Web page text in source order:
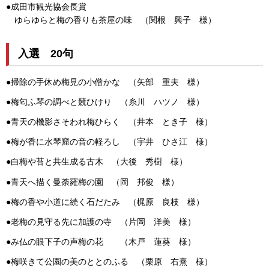
●成田市観光協会長賞
ゆらゆらと梅の香りも茶屋の味 （関根 興子 様）
入選 20句
●掃除の手休め梅見の小僧かな （矢部 重夫 様）
●梅匂ふ琴の調べと競ひけり （糸川 ハツノ 様）
●青天の機影さそわれ梅ひらく （井本 とき子 様）
●梅が香に水琴窟の音の軽ろし （宇井 ひさ江 様）
●白梅や苔と共生成る古木 （大後 秀樹 様）
●青天へ描く曼荼羅梅の園 （岡 邦俊 様）
●梅の香や小道に続く石だたみ （梶原 良枝 様）
●老梅の見守る先に加護の寺 （片岡 洋美 様）
●み仏の眼下子の声梅の花 （木戸 蓮葵 様）
●梅咲きて公園の美のととのふる （栗原 右熹 様）